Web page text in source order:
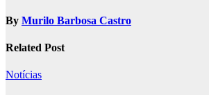
By Murilo Barbosa Castro
Related Post
Notícias